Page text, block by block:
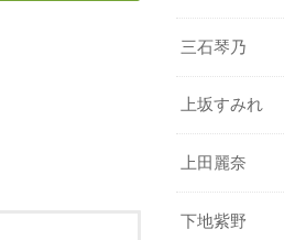
三石琴乃
上坂すみれ
上田麗奈
下地紫野